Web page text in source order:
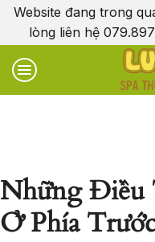
Website đang trong
lòng liên hệ
Những Điều
Ở Phía